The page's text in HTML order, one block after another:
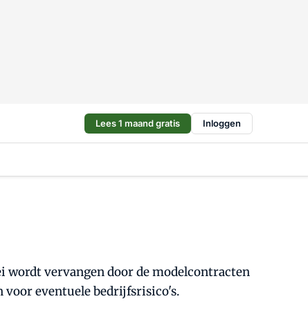
Lees 1 maand gratis Inloggen
wordt vervangen door de modelcontracten
voor eventuele bedrijfsrisico's.